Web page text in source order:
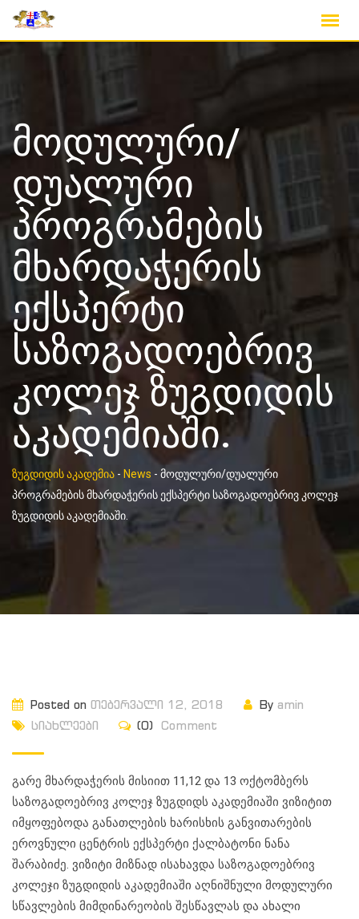
Skip
მოდულური/
დუალური
პროგრამების
მხარდაჭერის
ექსპერტი
საზოგადოებრივ
კოლეჯ ზუგდიდის
აკადემიაში.
ზუგდიდის აკადემია - News - მოდულური/დუალური
პროგრამების მხარდაჭერის ექსპერტი საზოგადოებრივ კოლეჯ
ზუგდიდის აკადემიაში.
Posted on თებერვალი 12, 2018 By amin
სიახლეები
(0) Comment
გარე მხარდაჭერის მისიით 11,12 და 13 ოქტომბერს
საზოგადოებრივ კოლეჯ ზუგდიდს აკადემიაში ვიზიტით
იმყოფებოდა განათლების ხარისხის განვითარების
ეროვნული ცენტრის ექსპერტი ქალბატონი ნანა
შარაბიძე. ვიზიტი მიზნად ისახავდა საზოგადოებრივ
კოლეჯი ზუგდიდის აკადემიაში აღნიშნული მოდულური
სწავლების მიმდინარეობის შესწავლას და ახალი